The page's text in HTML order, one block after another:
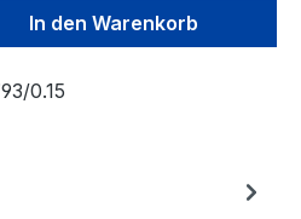
den
In den Warenkorb
0.15